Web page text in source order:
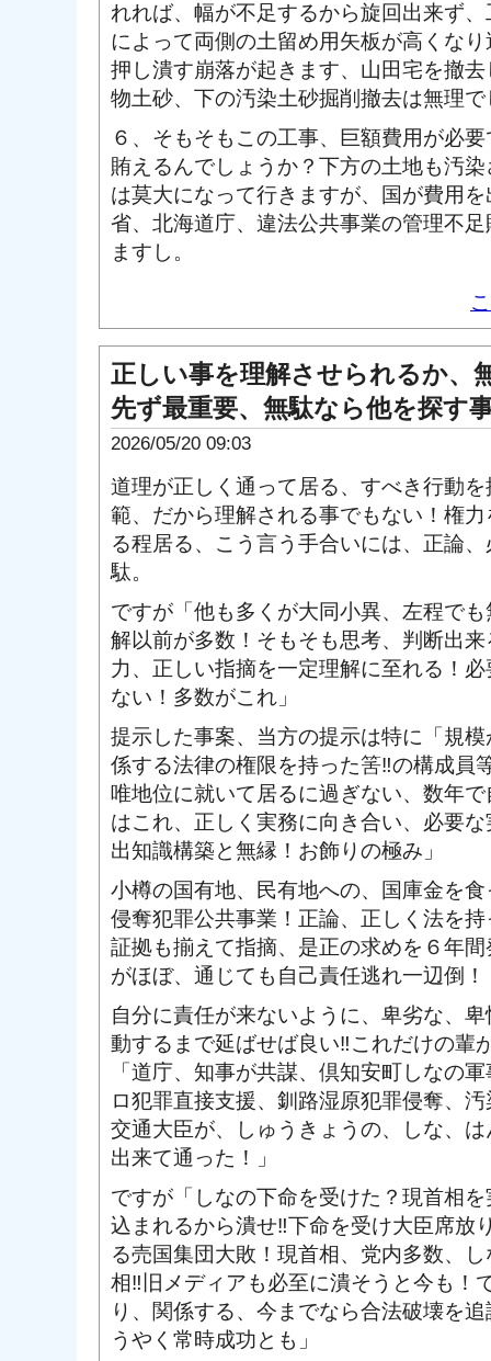
れれば、幅が不足するから旋回出来ず
によって両側の土留め用矢板が高くな
押し潰す崩落が起きます、山田宅を撤
物土砂、下の汚染土砂掘削撤去は無理
６、そもそもこの工事、巨額費用が必
賄えるんでしょうか？下方の土地も汚
は莫大になって行きますが、国が費用
省、北海道庁、違法公共事業の管理不
ますし。
正しい事を理解させられるか、
先ず最重要、無駄なら他を探す
2026/05/20 09:03
道理が正しく通って居る、すべき行動
範、だから理解される事でもない！権
る程居る、こう言う手合いには、正論
駄。
ですが「他も多くが大同小異、左程で
解以前が多数！そもそも思考、判断出
力、正しい指摘を一定理解に至れる！
ない！多数がこれ」
提示した事案、当方の提示は特に「規
係する法律の権限を持った筈‼の構成員
唯地位に就いて居るに過ぎない、数年
はこれ、正しく実務に向き合い、必要
出知識構築と無縁！お飾りの極み」
小樽の国有地、民有地への、国庫金を
侵奪犯罪公共事業！正論、正しく法を
証拠も揃えて指摘、是正の求めを６年
がほぼ、通じても自己責任逃れ一辺倒！
自分に責任が来ないように、卑劣な、
動するまで延ばせば良い‼これだけの輩
「道庁、知事が共謀、倶知安町しなの
ロ犯罪直接支援、釧路湿原犯罪侵奪、
交通大臣が、しゅうきょうの、しな、
出来て通った！」
ですが「しなの下命を受けた？現首相
込まれるから潰せ‼下命を受け大臣席放
る売国集団大敗！現首相、党内多数、
相‼旧メディアも必至に潰そうと今も！
り、関係する、今までなら合法破壊を
うやく常時成功とも」